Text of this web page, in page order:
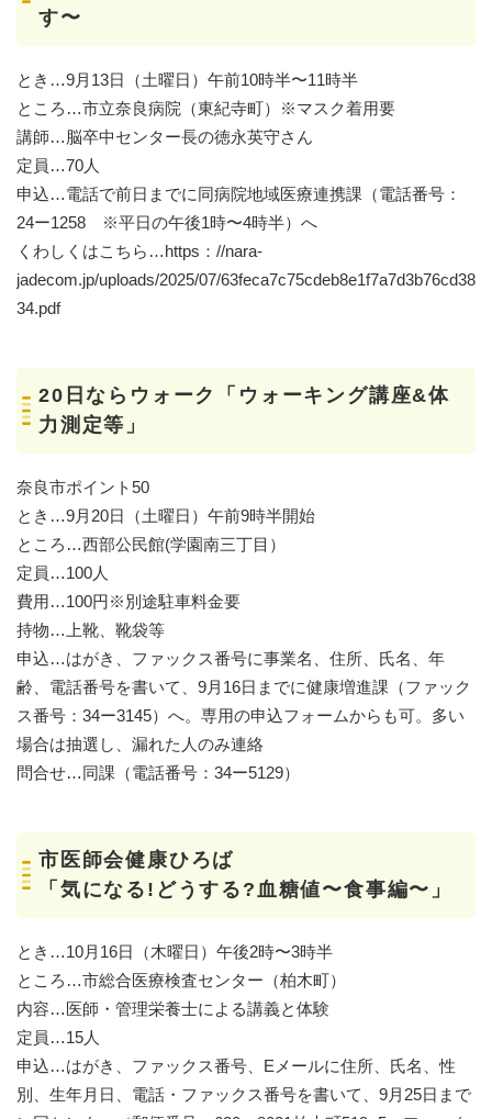
す〜
とき…9月13日（土曜日）午前10時半〜11時半
ところ…市立奈良病院（東紀寺町）※マスク着用要
講師…脳卒中センター長の徳永英守さん
定員…70人
申込…電話で前日までに同病院地域医療連携課（電話番号：
24ー1258 ※平日の午後1時〜4時半）へ
くわしくはこちら…https：//nara-
jadecom.jp/uploads/2025/07/63feca7c75cdeb8e1f7a7d3b76cd38
34.pdf
20日ならウォーク「ウォーキング講座&体
力測定等」
奈良市ポイント50
とき…9月20日（土曜日）午前9時半開始
ところ…西部公民館(学園南三丁目）
定員…100人
費用…100円※別途駐車料金要
持物…上靴、靴袋等
申込…はがき、ファックス番号に事業名、住所、氏名、年
齢、電話番号を書いて、9月16日までに健康増進課（ファック
ス番号：34ー3145）へ。専用の申込フォームからも可。多い
場合は抽選し、漏れた人のみ連絡
問合せ…同課（電話番号：34ー5129）
市医師会健康ひろば
「気になる!どうする?血糖値〜食事編〜」
とき…10月16日（木曜日）午後2時〜3時半
ところ…市総合医療検査センター（柏木町）
内容…医師・管理栄養士による講義と体験
定員…15人
申込…はがき、ファックス番号、Eメールに住所、氏名、性
別、生年月日、電話・ファックス番号を書いて、9月25日まで